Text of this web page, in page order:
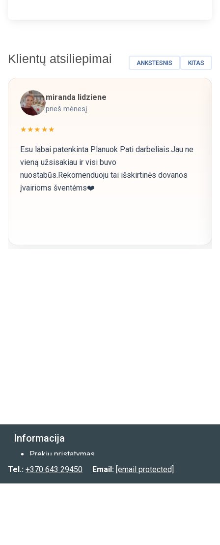
Klientų atsiliepimai ANKSTESNIS KITAS
miranda lidziene
prieš mėnesį
★★★★★
Esu labai patenkinta Planuok Pati darbeliais.Jau ne
vieną užsisakiau ir visi buvo
nuostabūs.Rekomenduoju tai išskirtinės dovanos
įvairioms šventėms❤️
Informacija
Prekių pristatymas
Prekių grąžinimas
Tel.: +370 643 29450 Email: [email protected]